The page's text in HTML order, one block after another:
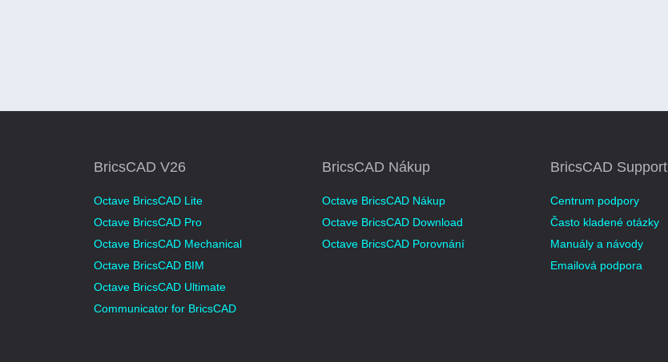
BricsCAD V26
Octave BricsCAD Lite
Octave BricsCAD Pro
Octave BricsCAD Mechanical
Octave BricsCAD BIM
Octave BricsCAD Ultimate
Communicator for BricsCAD
BricsCAD Nákup
Octave BricsCAD Nákup
Octave BricsCAD Download
Octave BricsCAD Porovnání
BricsCAD Support
Centrum podpory
Často kladené otázky
Manuály a návody
Emailová podpora